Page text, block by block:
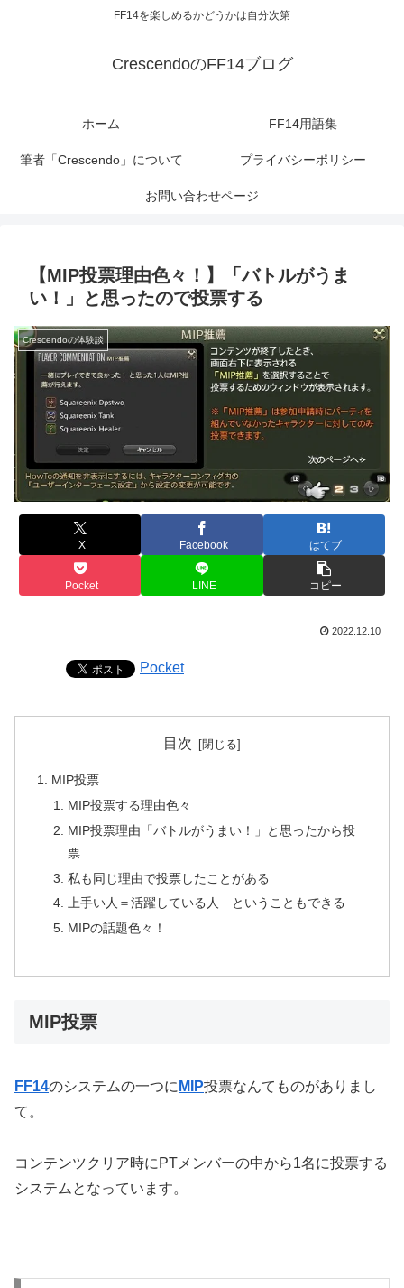
FF14を楽しめるかどうかは自分次第
CrescendoのFF14ブログ
ホーム FF14用語集
筆者「Crescendo」について プライバシーポリシー
お問い合わせページ
【MIP投票理由色々！】「バトルがうま
い！」と思ったので投票する
Crescendoの体験談
X Facebook はてブ
Pocket LINE コピー
2022.12.10
Pocket
目次
MIP投票
MIP投票する理由色々
MIP投票理由「バトルがうまい！」と思ったから投
票
私も同じ理由で投票したことがある
上手い人＝活躍している人 ということもできる
MIPの話題色々！
MIP投票
FF14のシステムの一つに MIP投票なんてものがありまし
て。
コンテンツクリア時にPTメンバーの中から1名に投票する
システムとなっています。